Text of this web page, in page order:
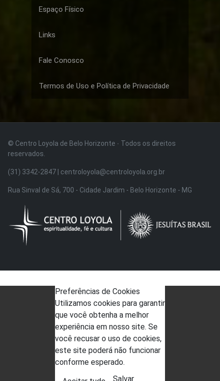
Espaço Físico
Links
Fale Conosco
Termos de Uso e Política de Privacidade
© Centro Loyola de Belo Horizonte · Todos os direitos
reservados.
(31) 3342-2847 | centroloyola@centroloyola.org.br
Rua Sinval de Sá, 700 - Cidade Jardim - Belo Horizonte - MG
Preferências de Cookies
Utilizamos cookies para garantir
que você obtenha a melhor
experiência em nosso site. Se
você recusar o uso de cookies,
este site poderá não funcionar
conforme esperado.
Salvar